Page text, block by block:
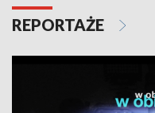
REPORTAŻE